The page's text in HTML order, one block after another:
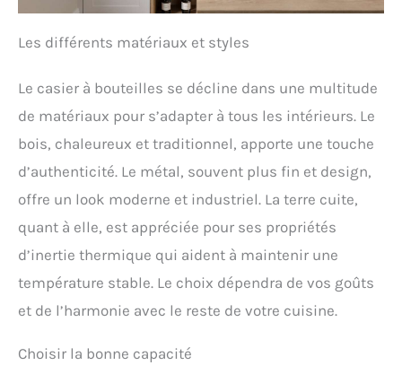
Les différents matériaux et styles
Le casier à bouteilles se décline dans une multitude
de matériaux pour s’adapter à tous les intérieurs. Le
bois, chaleureux et traditionnel, apporte une touche
d’authenticité. Le métal, souvent plus fin et design,
offre un look moderne et industriel. La terre cuite,
quant à elle, est appréciée pour ses propriétés
d’inertie thermique qui aident à maintenir une
température stable. Le choix dépendra de vos goûts
et de l’harmonie avec le reste de votre cuisine.
Choisir la bonne capacité